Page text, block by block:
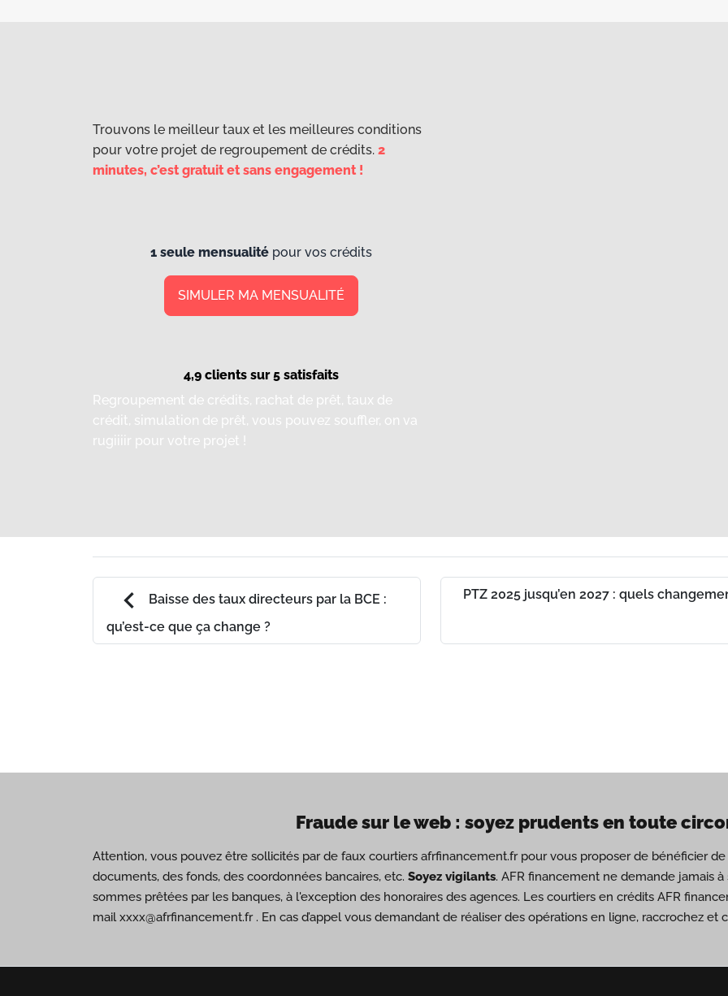
Trouvons le meilleur taux et les meilleures conditions
pour votre projet de regroupement de crédits. 2
minutes, c’est gratuit et sans engagement !
1 seule mensualité pour vos crédits
SIMULER MA MENSUALITÉ
4,9 clients sur 5 satisfaits
Regroupement de crédits, rachat de prêt, taux de
crédit, simulation de prêt, vous pouvez souffler, on va
rugiiiir pour votre projet !
chevron_left
Baisse des taux directeurs par la BCE :
qu’est-ce que ça change ?
PTZ 2025 jusqu’en 2027 : quels
Fraude sur le web : soyez prudents en toute
Attention, vous pouvez être sollicités par de faux courtiers afrfinancement.fr pour vous proposer de bénéficier
documents, des fonds, des coordonnées bancaires, etc. Soyez vigilants. AFR financement ne demande jamais
sommes prêtées par les banques, à l'exception des honoraires des agences. Les courtiers en crédits AFR
mail xxxx@afrfinancement.fr . En cas d’appel vous demandant de réaliser des opérations en ligne, raccrochez et